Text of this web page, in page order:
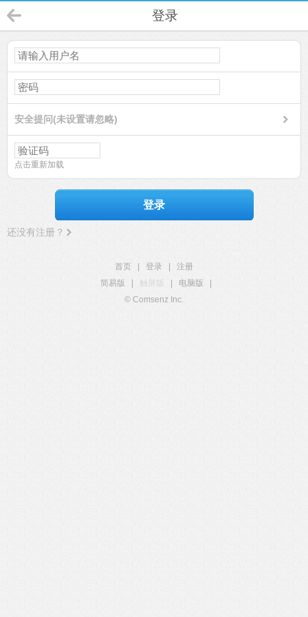
登录
安全提问(未设置请忽略)
点击重新加载
登录
还没有注册？
首页 登录
注册
简易版
触屏版 电脑版
© Comsenz Inc.